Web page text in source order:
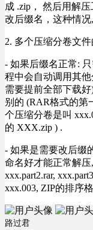
成 .zip， 然后用解
改后缀名，这种情
2. 多个压缩分卷文
- 如果后缀名正常:
程中会自动调用其
需要提前全部下载
别的 (RAR格式的第
个压缩分卷是叫
的 XXX.zip ) .
- 如果是需要改后缀
命名好才能正常解压
xxx.part2.rar,
xxx.003, ZIP的排序
路过君